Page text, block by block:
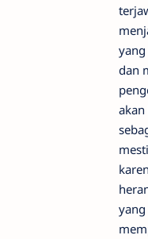
dan
yang